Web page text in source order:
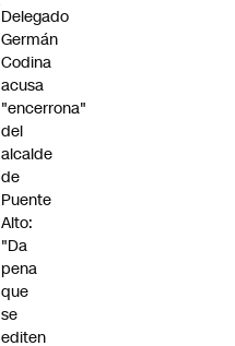
Delegado
Germán
Codina
acusa
"encerrona"
del
alcalde
de
Puente
Alto:
"Da
pena
que
se
editen